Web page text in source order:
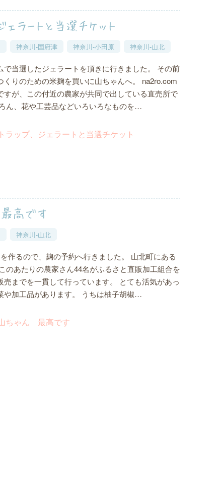
ェラートと当選チケット
神奈川-国府津 神奈川-小田原 神奈川-山北
で当選したジェラートを頂きに行きました。 その前
くりのための米麹を買いに山ちゃんへ。 na2ro.com
すが、この付近の農家が共同で出している直売所で
ん、花や工芸品などいろいろなものを…
高です
神奈川-山北
作るので、麹の予約へ行きました。 山北町にある
のあたりの農家さん44名がふるさと直販加工組合を
売までを一貫して行っています。 とても活気があっ
や加工品があります。 うちは柚子胡椒…